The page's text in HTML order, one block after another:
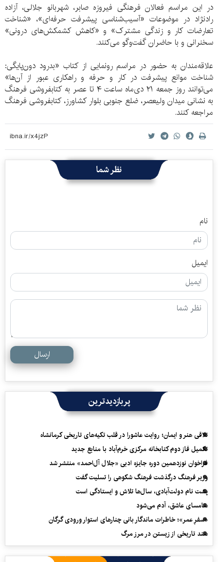
در این مراسم فعالان فرهنگی فیروزه صابر، شهربانو جلالی، آزاده
رادنژاد در موضوعات «آسیب‌شناسی پیشرفت حرفه‌ای»، «شناخت
تعارضات کار و زندگی مشترک» و «کاهش کشمکش‌های درونی»
سخنرانی و با حاضران گفت‌وگو می‌کنند.
علاقه‌مندان به حضور در مراسم رونمایی از کتاب «بدرود دون‌پایگی:
شناخت موانع پیشرفت در کار و حرفه و راهکاری عبور از آن‌ها»
می‌توانند روز جمعه ۲۱ دی‌ماه ساعت ۴ تا عصر به کتابفروشی فرهنگ
به نشانی میدان ولیعصر، ضلع جنوبی بلوار کشاورز، کتابفروشی فرهنگ
مراجعه کنند.
نظر شما
نام
ایمیل
ارسال
پربازدیدترین
تلاقی هنر و ایمان؛ روایت عاشورا در قلب تکیه‌های تاریخی کرمانشاه
تکمیل فاز دوم کتابخانه مرکزی خرم‌آباد با منابع جدید
فراخوان نوزدهمین دوره جایزه ادبی «جلال آل‌احمد» منتشر شد
وزیر فرهنگ درگذشت فرهنگ شکوهی را تسلیت گفت
پشت نام دولت‌آبادی، سال‌ها تلاش و ایستادگی است
سامسای عاشق، آدم می‌شود
«سفرِ عمر»؛ خاطرات ماندگار بانی چنارهای استوار ورودی گرگان
سند تاریخی از زیستن در مرز مرگ